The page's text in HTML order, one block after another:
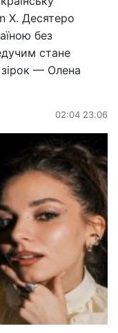
X. Десятеро
без
стане
— Олена
02:04 23.06